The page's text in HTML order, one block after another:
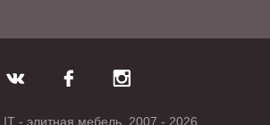
- элитная мебель, 2007 - 2026